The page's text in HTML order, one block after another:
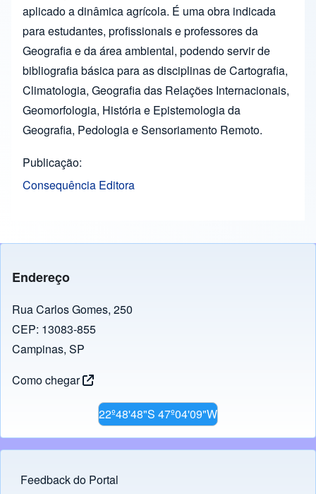
aplicado a dinâmica agrícola. É uma obra indicada
para estudantes, profissionais e professores da
Geografia e da área ambiental, podendo servir de
bibliografia básica para as disciplinas de Cartografia,
Climatologia, Geografia das Relações Internacionais,
Geomorfologia, História e Epistemologia da
Geografia, Pedologia e Sensoriamento Remoto.
Publicação
Consequência Editora
Endereço
Rua Carlos Gomes, 250
CEP: 13083-855
Campinas, SP
Como chegar
22º48'48"S 47º04'09"W
Footer menu
Feedback do Portal